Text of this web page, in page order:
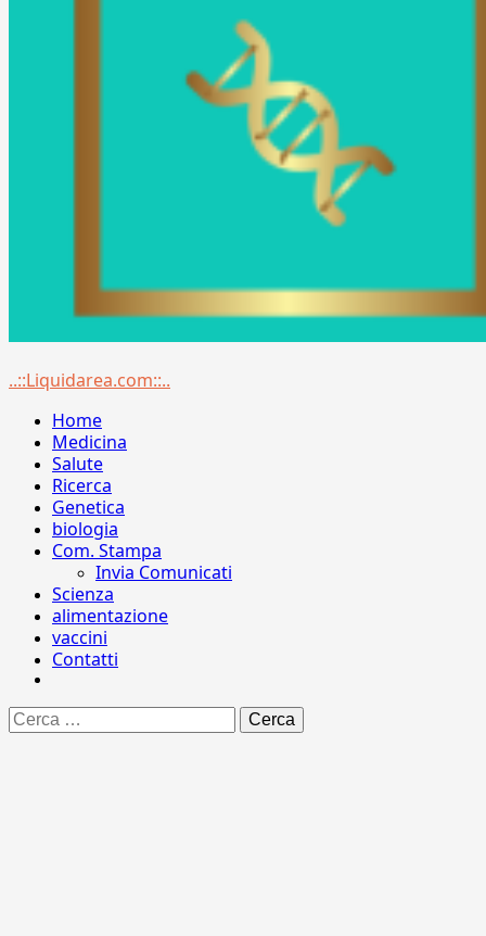
Menu
..::Liquidarea.com::..
Home
Medicina
Salute
Ricerca
Genetica
biologia
Com. Stampa
Invia Comunicati
Scienza
alimentazione
vaccini
Contatti
Ricerca
per: